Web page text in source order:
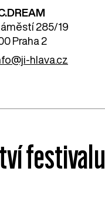
285/19
Praha 2
hlava.cz
festivalu